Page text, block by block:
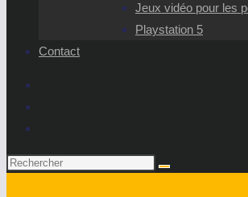
Jeux vidéo pour les
Playstation 5
Contact
Rechercher